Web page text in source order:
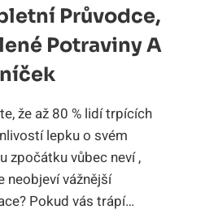
Průvodce,
Potraviny A
že až 80 % lidí trpících
lepku o svém
zpočátku vůbec neví ,
neobjeví vážnější
Pokud vás trápí…